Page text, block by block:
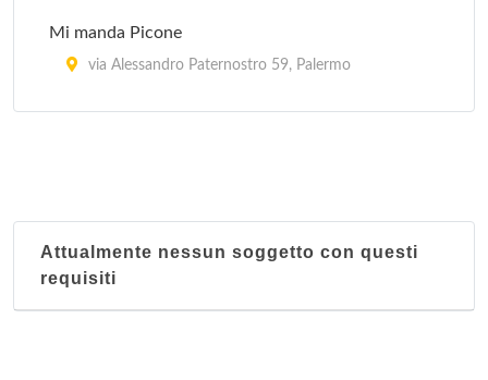
Mi manda Picone
via Alessandro Paternostro 59, Palermo
via Ludovico Ariosto 11 a, Palermo
Attualmente nessun soggetto con questi
requisiti